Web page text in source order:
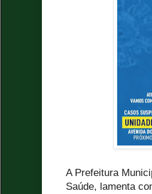
A Prefeitura
Saúde, lamenta